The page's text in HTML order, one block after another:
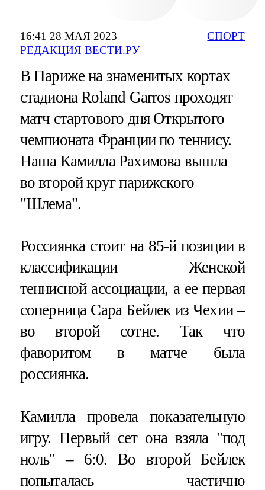
16:41 28 МАЯ 2023
РЕДАКЦИЯ ВЕСТИ.РУ
СПОРТ
В Париже на знаменитых кортах
стадиона Roland Garros проходят
матч стартового дня Открытого
чемпионата Франции по теннису.
Наша Камилла Рахимова вышла
во второй круг парижского
"Шлема".
Россиянка стоит на 85-й позиции в
классификации Женской
теннисной ассоциации, а ее первая
соперница Сара Бейлек из Чехии –
во второй сотне. Так что
фаворитом в матче была
россиянка.
Камилла провела показательную
игру. Первый сет она взяла "под
ноль" – 6:0. Во второй Бейлек
попыталась частично